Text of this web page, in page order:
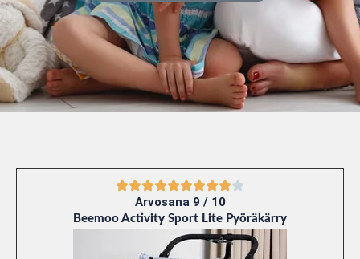
Arvosana 9 / 10
Beemoo Activity Sport Lite Pyöräkärry